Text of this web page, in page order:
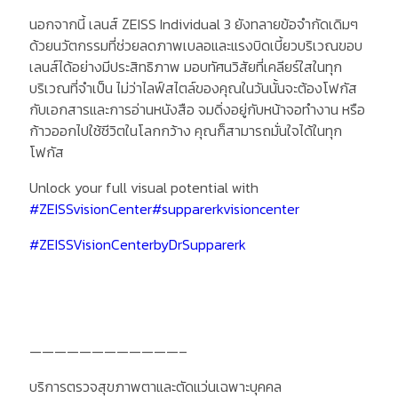
นอกจากนี้ เลนส์ ZEISS Individual 3 ยังทลายข้อจำกัดเดิมๆ
ด้วยนวัตกรรมที่ช่วยลดภาพเบลอและแรงบิดเบี้ยวบริเวณขอบ
เลนส์ได้อย่างมีประสิทธิภาพ มอบทัศนวิสัยที่เคลียร์ใสในทุก
บริเวณที่จำเป็น ไม่ว่าไลฟ์สไตล์ของคุณในวันนั้นจะต้องโฟกัส
กับเอกสารและการอ่านหนังสือ จมดิ่งอยู่กับหน้าจอทำงาน หรือ
ก้าวออกไปใช้ชีวิตในโลกกว้าง คุณก็สามารถมั่นใจได้ในทุก
โฟกัส
Unlock your full visual potential with
#ZEISSvisionCenter#supparerkvisioncenter
#ZEISSVisionCenterbyDrSupparerk
————————————–
บริการตรวจสุขภาพตาและตัดแว่นเฉพาะบุคคล